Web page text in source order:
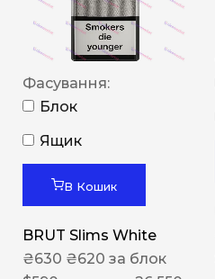
Фасування:
Блок
Ящик
В Кошик
BRUT Slims White
₴630 ₴620 за блок